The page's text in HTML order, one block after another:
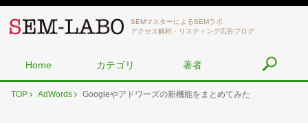
SEMマスターによるSEMラボ
アクセス解析・リスティング広告ブログ
Home カテゴリ 著者
TOP AdWords Googleやアドワーズの新機能をまとめてみた